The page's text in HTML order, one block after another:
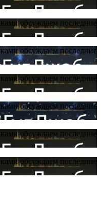
обсуждаем последние
обсуждаем последние
обсуждаем последние
обсуждаем последние
обсуждаем последние
обсуждаем последние